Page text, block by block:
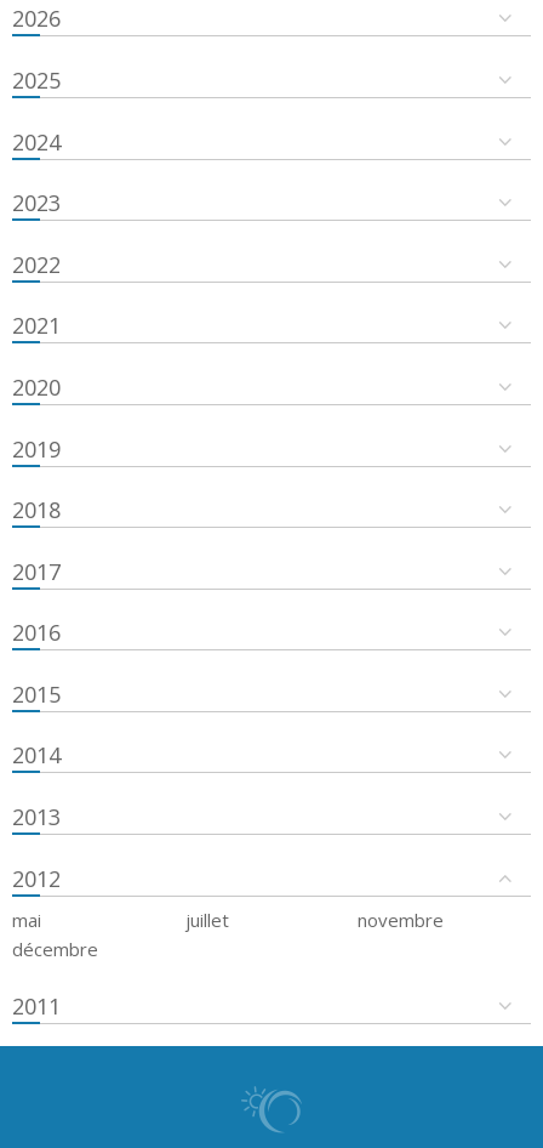
2026
2025
2024
2023
2022
2021
2020
2019
2018
2017
2016
2015
2014
2013
2012
mai juillet
novembre
décembre
2011